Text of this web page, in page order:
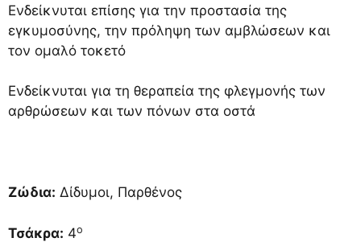
Ενδείκνυται επίσης για την προστασία της
εγκυμοσύνης, την πρόληψη των αμβλώσεων και
τον ομαλό τοκετό
Ενδείκνυται για τη θεραπεία της φλεγμονής των
αρθρώσεων και των πόνων στα οστά
Ζώδια: Δίδυμοι, Παρθένος
Τσάκρα: 4ο